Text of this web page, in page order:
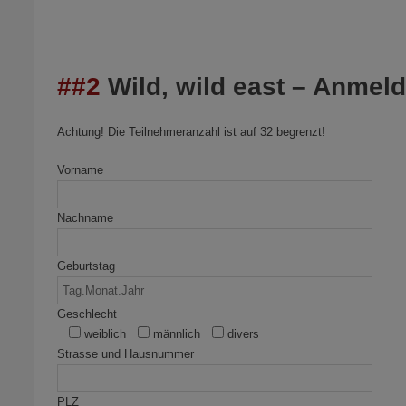
##2 Wild, wild east –
Achtung! Die Teilnehmeranzahl ist auf 32 begrenzt!
Vorname
Nachname
Geburtstag
Geschlecht
weiblich
männlich
divers
Strasse und Hausnummer
PLZ